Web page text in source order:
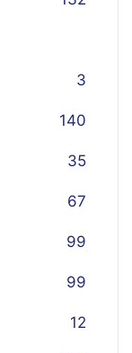
3
140
35
67
99
99
12